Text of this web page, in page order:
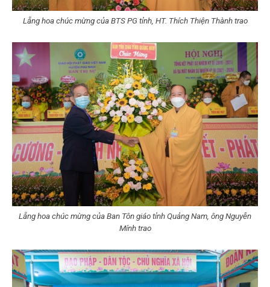
Lẵng hoa chúc mừng của BTS PG tỉnh, HT. Thích Thiện Thành trao
Lẵng hoa chúc mừng của Ban Tôn giáo tỉnh Quảng Nam, ông Nguyễn
Mính trao